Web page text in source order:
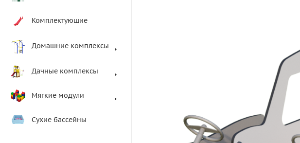
Комплектующие
Домашние комплексы
Дачные комплексы
Мягкие модули
Сухие бассейны